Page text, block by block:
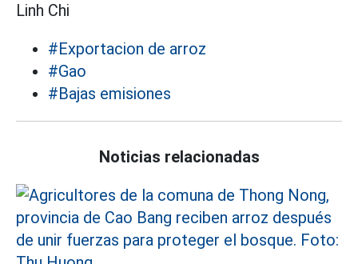
Linh Chi
#Exportacion de arroz
#Gao
#Bajas emisiones
Noticias relacionadas